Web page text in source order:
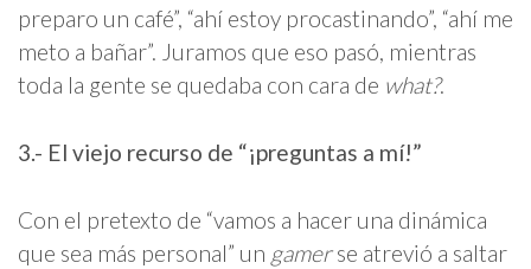
preparo un café”, “ahí estoy procastinando”, “ahí me
meto a bañar”. Juramos que eso pasó, mientras
toda la gente se quedaba con cara de what?.
3.- El viejo recurso de “¡preguntas a mí!”
Con el pretexto de “vamos a hacer una dinámica
que sea más personal” un gamerse atrevió a saltar